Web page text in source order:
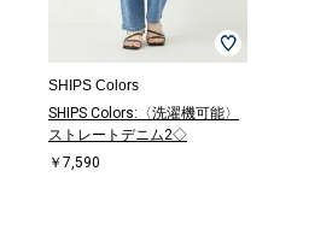
SHIPS Colors
SHIPS Colors:〈洗濯機可能〉
ストレートデニム2◇
￥7,590